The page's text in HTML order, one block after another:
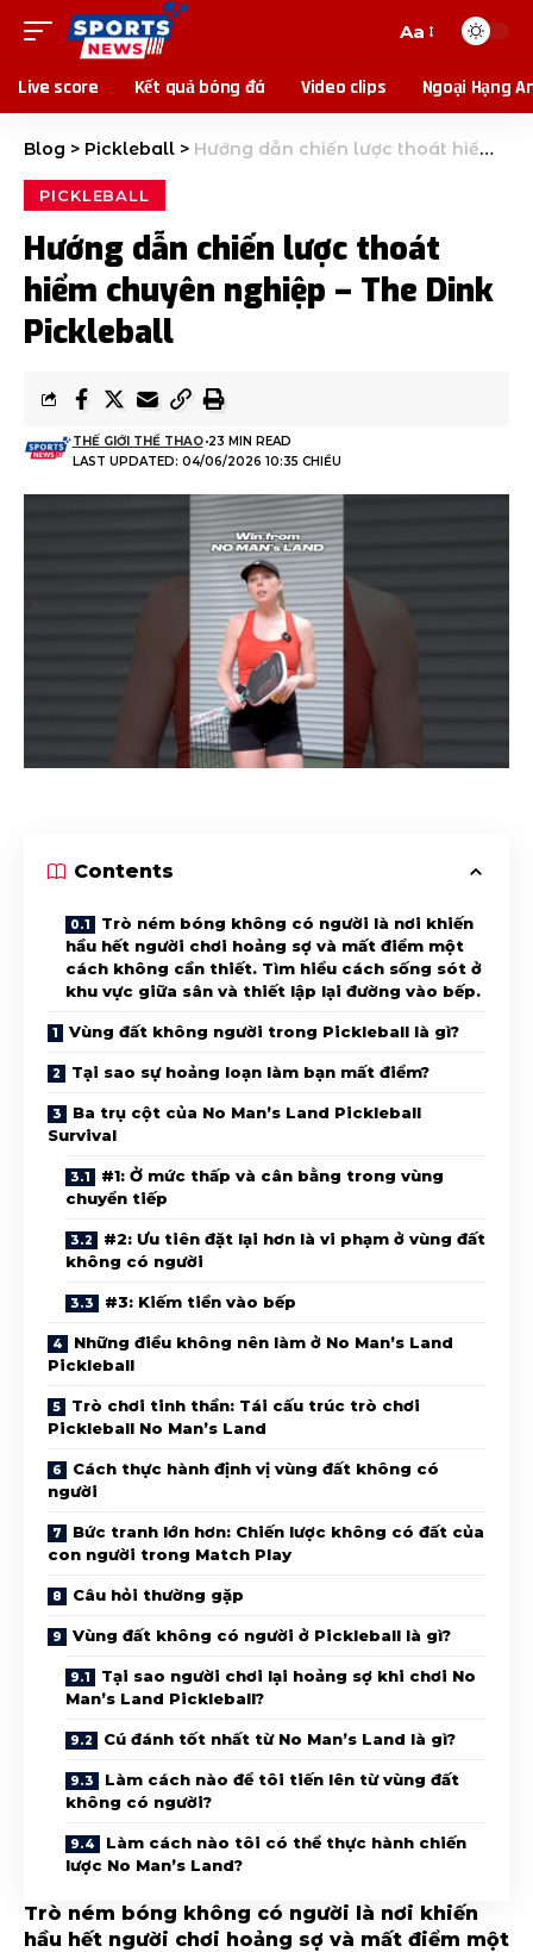
Aa
Live score Kết quả bóng đá Video clips Ngoại Hạng
Blog > Pickleball > Hướng dẫn chiến lược thoát hiểm chuyên nghiệp – The Dink Pickleball
PICKLEBALL
Hướng dẫn chiến lược thoát
hiểm chuyên nghiệp – The Dink
Pickleball
LAST UPDATED: 04/06/2026 10:35 CHIỀU
THẾ GIỚI THỂ THAO 23 MIN READ
Contents
Trò ném bóng không có người là nơi khiến
hầu hết người chơi hoảng sợ và mất điểm một
cách không cần thiết. Tìm hiểu cách sống sót ở
khu vực giữa sân và thiết lập lại đường vào bếp.
Vùng đất không người trong Pickleball là gì?
Tại sao sự hoảng loạn làm bạn mất điểm?
Ba trụ cột của No Man’s Land Pickleball
Survival
#1: Ở mức thấp và cân bằng trong vùng
chuyển tiếp
#2: Ưu tiên đặt lại hơn là vi phạm ở vùng đất
không có người
#3: Kiếm tiền vào bếp
Những điều không nên làm ở No Man’s Land
Pickleball
Trò chơi tinh thần: Tái cấu trúc trò chơi
Pickleball No Man’s Land
Cách thực hành định vị vùng đất không có
người
Bức tranh lớn hơn: Chiến lược không có đất của
con người trong Match Play
Câu hỏi thường gặp
Vùng đất không có người ở Pickleball là gì?
Tại sao người chơi lại hoảng sợ khi chơi No
Man’s Land Pickleball?
Cú đánh tốt nhất từ ​​No Man’s Land là gì?
Làm cách nào để tôi tiến lên từ vùng đất
không có người?
Làm cách nào tôi có thể thực hành chiến
lược No Man’s Land?
Trò ném bóng không có người là nơi khiến
hầu hết người chơi hoảng sợ và mất điểm một